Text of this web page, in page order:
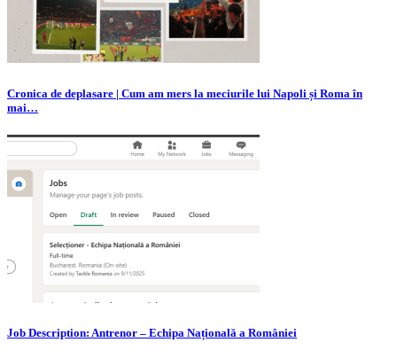
Cronica de deplasare | Cum am mers la meciurile lui Napoli și Roma în
mai…
Job Description: Antrenor – Echipa Națională a României